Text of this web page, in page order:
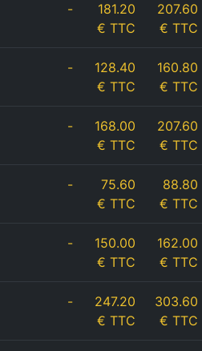
-
181.20
€ TTC
207.60
€ TTC
-
128.40
€ TTC
160.80
€ TTC
-
168.00
€ TTC
207.60
€ TTC
-
75.60
€ TTC
88.80
€ TTC
-
150.00
€ TTC
162.00
€ TTC
-
247.20
€ TTC
303.60
€ TTC